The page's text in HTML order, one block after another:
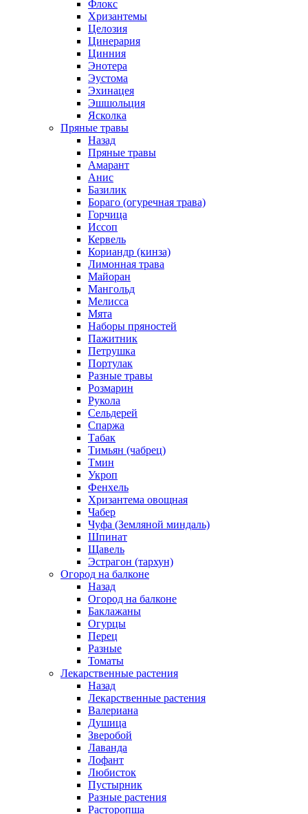
Флокс
Хризантемы
Целозия
Цинерария
Цинния
Энотера
Эустома
Эхинацея
Эшшольция
Ясколка
Пряные травы
Назад
Пряные травы
Амарант
Анис
Базилик
Бораго (огуречная трава)
Горчица
Иссоп
Кервель
Кориандр (кинза)
Лимонная трава
Майоран
Мангольд
Мелисса
Мята
Наборы пряностей
Пажитник
Петрушка
Портулак
Разные травы
Розмарин
Рукола
Сельдерей
Спаржа
Табак
Тимьян (чабрец)
Тмин
Укроп
Фенхель
Хризантема овощная
Чабер
Чуфа (Земляной миндаль)
Шпинат
Щавель
Эстрагон (тархун)
Огород на балконе
Назад
Огород на балконе
Баклажаны
Огурцы
Перец
Разные
Томаты
Лекарственные растения
Назад
Лекарственные растения
Валериана
Душица
Зверобой
Лаванда
Лофант
Любисток
Пустырник
Разные растения
Расторопша